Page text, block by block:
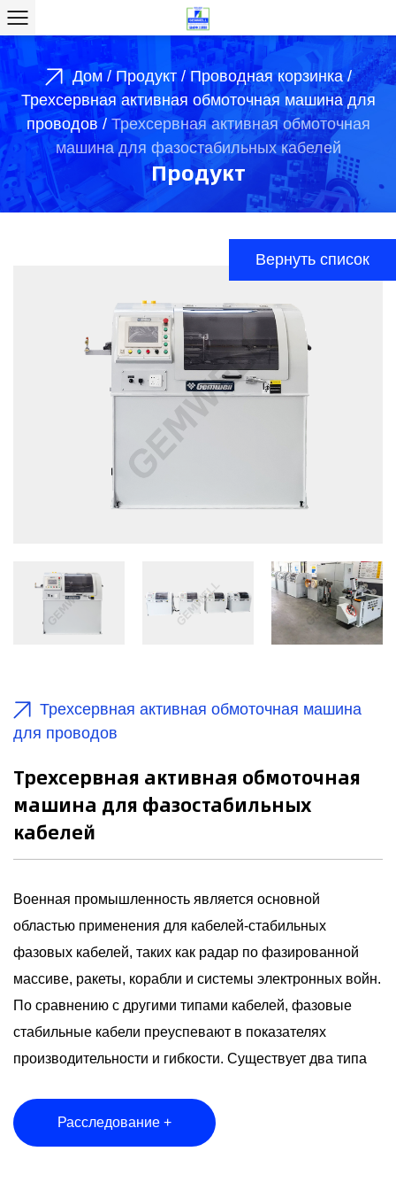
Дом/Продукт/Проводная корзинка/
Трехсервная активная обмоточная машина для
проводов / Трехсервная активная обмоточная
машина для фазостабильных кабелей
Продукт
Вернуть список
Трехсервная активная обмоточная машина
для проводов
Трехсервная активная обмоточная
машина для фазостабильных
кабелей
Военная промышленность является основной
областью применения для кабелей-стабильных
фазовых кабелей, таких как радар по фазированной
массиве, ракеты, корабли и системы электронных войн.
По сравнению с другими типами кабелей, фазовые
стабильные кабели преуспевают в показателях
производительности и гибкости. Существует два типа
фазы и стабильность температуры. Механическая
фазовая стабильность относится к фазовому сдвигу,
Расследование +